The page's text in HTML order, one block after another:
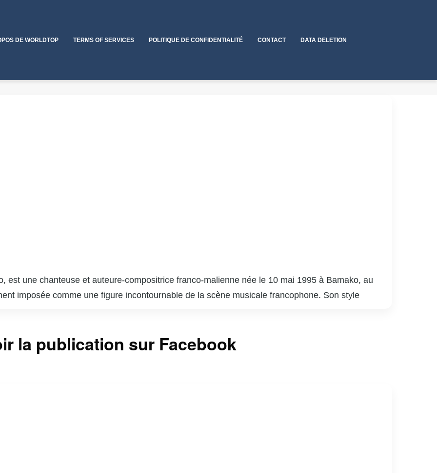
DE WORLDTOP TERMS OF SERVICES POLITIQUE DE CONFIDENTIALITÉ CONTACT DATA DELETION
est une chanteuse et auteure-compositrice franco-malienne née le 10 mai 1995 à Bamako, au
imposée comme une figure incontournable de la scène musicale francophone. Son style
titre a contribué à la popularisation de la musique urbaine francophone à l’échelle mondiale. Elle
la publication sur Facebook